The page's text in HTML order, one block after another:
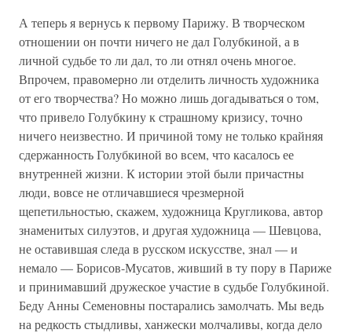
А теперь я вернусь к первому Парижу. В творческом
отношении он почти ничего не дал Голубкиной, а в
личной судьбе то ли дал, то ли отнял очень многое.
Впрочем, правомерно ли отделить личность художника
от его творчества? Но можно лишь догадываться о том,
что привело Голубкину к страшному кризису, точно
ничего неизвестно. И причиной тому не только крайняя
сдержанность Голубкиной во всем, что касалось ее
внутренней жизни. К истории этой были причастны
люди, вовсе не отличавшиеся чрезмерной
щепетильностью, скажем, художница Кругликова, автор
знаменитых силуэтов, и другая художница — Шевцова,
не оставившая следа в русском искусстве, знал — и
немало — Борисов-Мусатов, живший в ту пору в Париже
и принимавший дружеское участие в судьбе Голубкиной.
Беду Анны Семеновны постарались замолчать. Мы ведь
на редкость стыдливы, ханжески молчаливы, когда дело